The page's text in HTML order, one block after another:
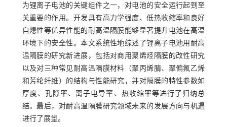
为锂离子电池的关键组件之一，对电池的安全运行起到至
关重要的作用。开发具有高力学强度、低热收缩率和良好
自熄性等优异性能的耐高温隔膜能够显著提升电池在高温
环境下的安全性。本文系统性地综述了锂离子电池用耐高
温隔膜的研究新进展，包括对商用聚烯烃隔膜的改性研究
以及对三种常见耐高温隔膜材料（聚丙烯腈、聚偏氟乙烯
和芳纶纤维）的结构与性能研究，并对隔膜的特性参数如
厚度、孔隙率、离子电导率、热收缩率等进行了归纳总
结。最后，对耐高温隔膜研究领域未来的发展方向与机遇
进行了展望。